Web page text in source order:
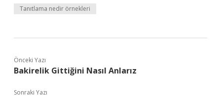
Tanıtlama nedir örnekleri
Önceki Yazı
Bakirelik Gittiğini Nasıl Anlarız
Sonraki Yazı